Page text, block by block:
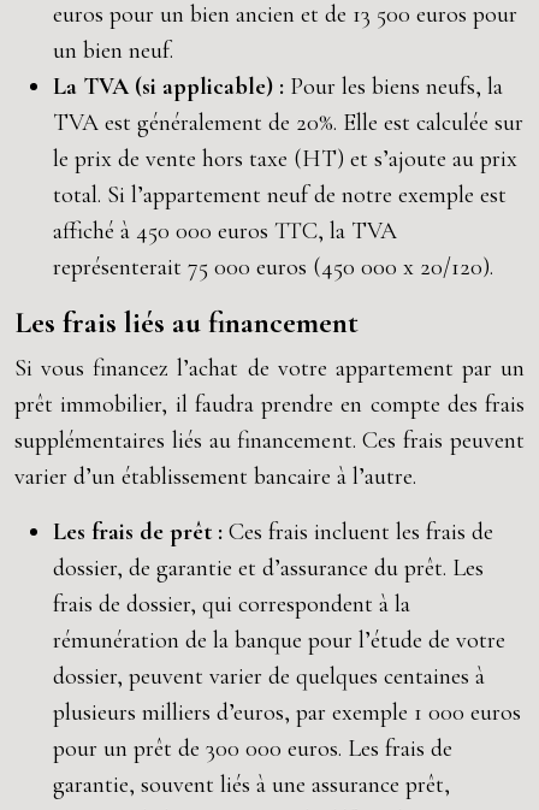
euros pour un bien ancien et de 13 500 euros pour
un bien neuf.
La TVA (si applicable) : Pour les biens neufs, la
TVA est généralement de 20%. Elle est calculée sur
le prix de vente hors taxe (HT) et s’ajoute au prix
total. Si l’appartement neuf de notre exemple est
affiché à 450 000 euros TTC, la TVA
représenterait 75 000 euros (450 000 x 20/120).
Les frais liés au financement
Si vous financez l’achat de votre appartement par un
prêt immobilier, il faudra prendre en compte des frais
supplémentaires liés au financement. Ces frais peuvent
varier d’un établissement bancaire à l’autre.
Les frais de prêt : Ces frais incluent les frais de
dossier, de garantie et d’assurance du prêt. Les
frais de dossier, qui correspondent à la
rémunération de la banque pour l’étude de votre
dossier, peuvent varier de quelques centaines à
plusieurs milliers d’euros, par exemple 1 000 euros
pour un prêt de 300 000 euros. Les frais de
garantie, souvent liés à une assurance prêt,